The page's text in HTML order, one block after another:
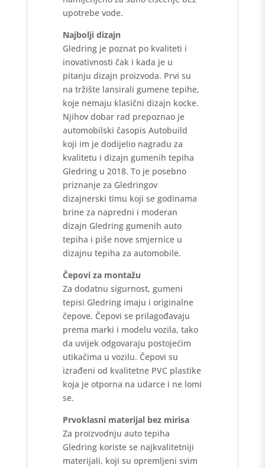
upotrebe vode.
Najbolji dizajn
Gledring je poznat po kvaliteti i
inovativnosti čak i kada je u
pitanju dizajn proizvoda. Prvi su
na tržište lansirali gumene tepihe,
koje nemaju klasični dizajn kocke.
Njihov dobar rad prepoznao je
automobilski časopis Autobuild
koji im je dodijelio nagradu za
kvalitetu i dizajn gumenih tepiha
Gledring u 2018. To je posebno
priznanje za Gledringov
dizajnerski timu koji se godinama
brine za napredni i moderan
dizajn Gledring gumenih auto
tepiha i piše nove smjernice u
dizajnu tepiha za automobile.
Čepovi za montažu
Za dodatnu sigurnost, gumeni
tepisi Gledring imaju i originalne
čepove. Čepovi se prilagođavaju
prema marki i modelu vozila, tako
da uvijek odgovaraju postojećim
utikačima u vozilu. Čepovi su
izrađeni od kvalitetne PVC plastike
koja je otporna na udarce i ne lomi
se.
Prvoklasni materijal bez mirisa
Za proizvodnju auto tepiha
Gledring koriste se najkvalitetniji
materijali, koji su opremljeni svim